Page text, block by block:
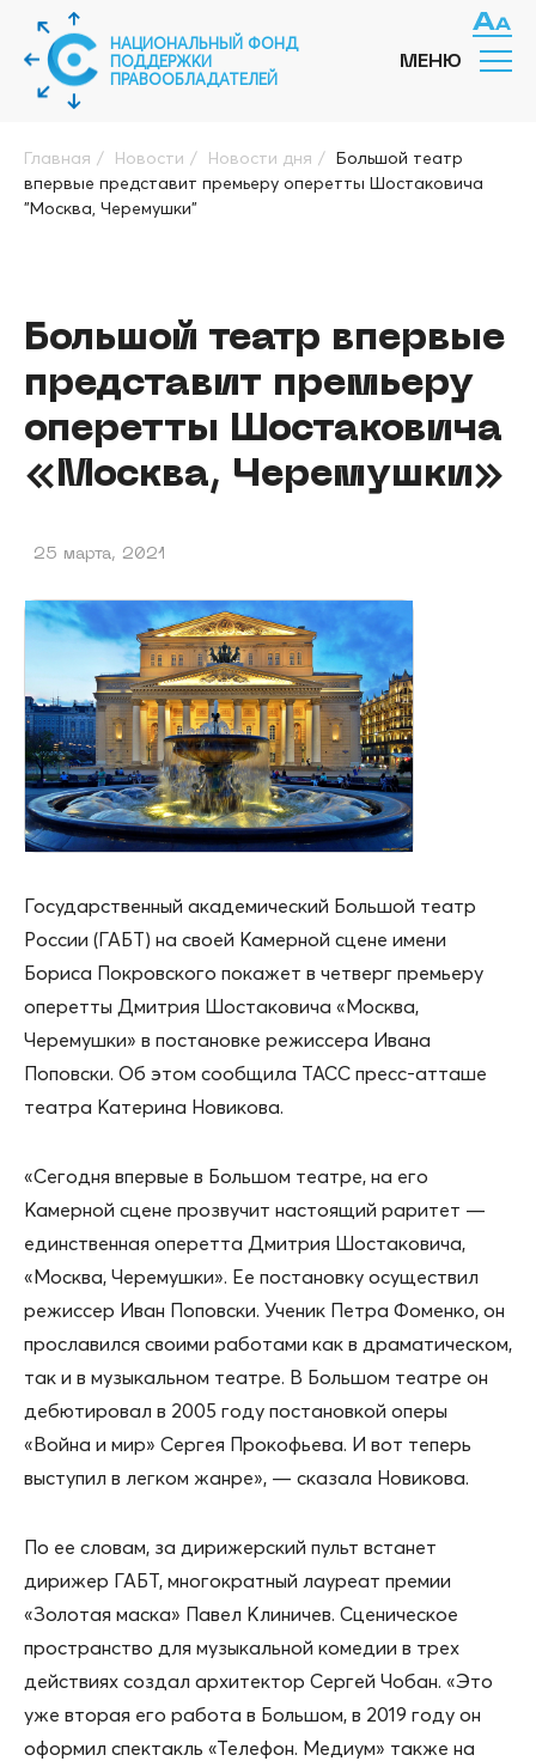
НАЦИОНАЛЬНЫЙ ФОНД
ПОДДЕРЖКИ
ПРАВООБЛАДАТЕЛЕЙ
МЕНЮ
Главная / Новости / Новости дня / Большой театр
впервые представит премьеру оперетты Шостаковича
"Москва, Черемушки"
Большой театр впервые
представит премьеру
оперетты Шостаковича
«Москва, Черемушки»
25 марта, 2021
Государственный академический Большой театр
России (ГАБТ) на своей Камерной сцене имени
Бориса Покровского покажет в четверг премьеру
оперетты Дмитрия Шостаковича «Москва,
Черемушки» в постановке режиссера Ивана
Поповски. Об этом сообщила ТАСС пресс-атташе
театра Катерина Новикова.
«Сегодня впервые в Большом театре, на его
Камерной сцене прозвучит настоящий раритет —
единственная оперетта Дмитрия Шостаковича,
«Москва, Черемушки». Ее постановку осуществил
режиссер Иван Поповски. Ученик Петра Фоменко, он
прославился своими работами как в драматическом,
так и в музыкальном театре. В Большом театре он
дебютировал в 2005 году постановкой оперы
«Война и мир» Сергея Прокофьева. И вот теперь
выступил в легком жанре», — сказала Новикова.
По ее словам, за дирижерский пульт встанет
дирижер ГАБТ, многократный лауреат премии
«Золотая маска» Павел Клиничев. Сценическое
пространство для музыкальной комедии в трех
действиях создал архитектор Сергей Чобан. «Это
уже вторая его работа в Большом, в 2019 году он
оформил спектакль «Телефон. Медиум» также на